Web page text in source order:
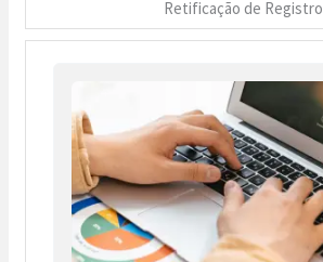
Retificação de Registro